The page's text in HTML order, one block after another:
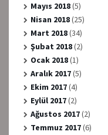
Mayıs 2018(5)
Nisan 2018(25)
Mart 2018(34)
Şubat 2018(2)
Ocak 2018(1)
Aralık 2017(5)
Ekim 2017(4)
Eylül 2017(2)
Ağustos 2017(2)
Temmuz 2017(6)